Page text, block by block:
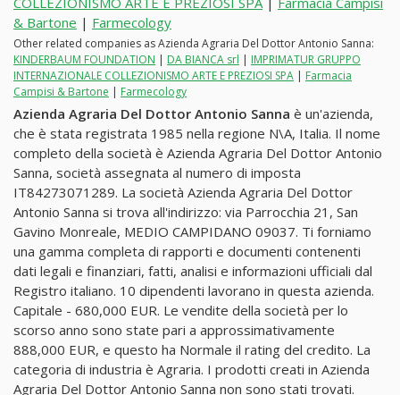
& Bartone | Farmecology
Other related companies as Azienda Agraria Del Dottor Antonio Sanna:
KINDERBAUM FOUNDATION | DA BIANCA srl | IMPRIMATUR GRUPPO
INTERNAZIONALE COLLEZIONISMO ARTE E PREZIOSI SPA | Farmacia
Campisi & Bartone | Farmecology
Azienda Agraria Del Dottor Antonio Sanna è un'azienda,
che è stata registrata 1985 nella regione N\A, Italia. Il nome
completo della società è Azienda Agraria Del Dottor Antonio
Sanna, società assegnata al numero di imposta
IT84273071289. La società Azienda Agraria Del Dottor
Antonio Sanna si trova all'indirizzo: via Parrocchia 21, San
Gavino Monreale, MEDIO CAMPIDANO 09037. Ti forniamo
una gamma completa di rapporti e documenti contenenti
dati legali e finanziari, fatti, analisi e informazioni ufficiali dal
Registro italiano. 10 dipendenti lavorano in questa azienda.
Capitale - 680,000 EUR. Le vendite della società per lo
scorso anno sono state pari a approssimativamente
888,000 EUR, e questo ha Normale il rating del credito. La
categoria di industria è Agraria. I prodotti creati in Azienda
Agraria Del Dottor Antonio Sanna non sono stati trovati.